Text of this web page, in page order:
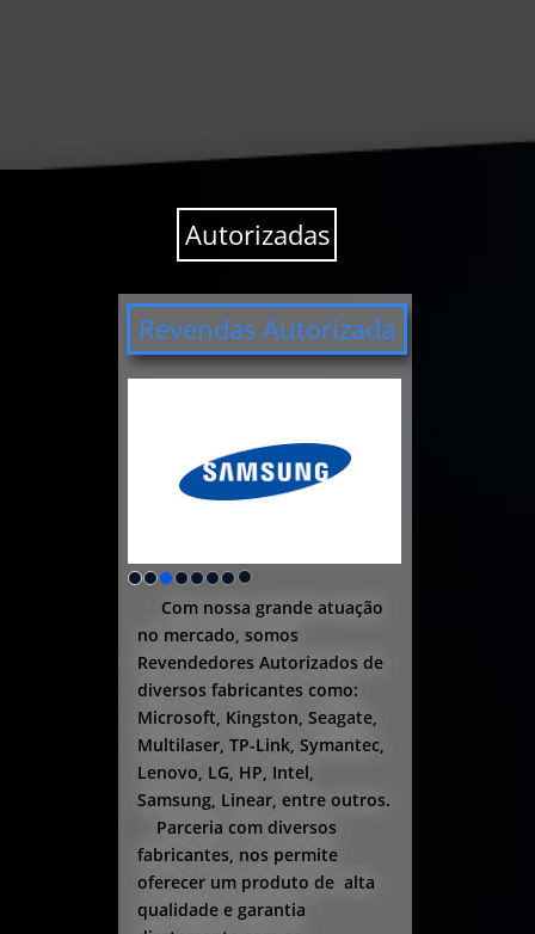
Autorizadas
Revendas Autorizada
Com nossa grande atuação
no mercado, somos
Revendedores Autorizados de
diversos fabricantes como:
Microsoft, Kingston, Seagate,
Multilaser, TP-Link, Symantec,
Lenovo, LG, HP, Intel,
Samsung, Linear, entre outros.
Parceria com diversos
fabricantes, nos permite
oferecer um produto de alta
qualidade e garantia